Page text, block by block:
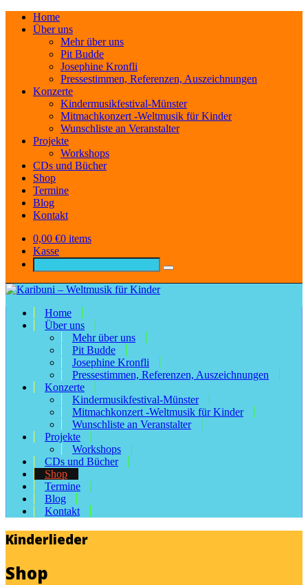
Home
Über uns
Mehr über uns
Pit Budde
Josephine Kronfli
Pressestimmen, Referenzen, Auszeichnungen
Konzerte
Kindermusikfestival-Münster
Mitmachkonzert -Weltmusik für Kinder
Wunschliste an Veranstalter
Projekte
Workshops
CDs und Bücher
Shop
Termine
Blog
Kontakt
0,00 €0 items
Kasse
Home
Über uns
Mehr über uns
Pit Budde
Josephine Kronfli
Pressestimmen, Referenzen, Auszeichnungen
Konzerte
Kindermusikfestival-Münster
Mitmachkonzert -Weltmusik für Kinder
Wunschliste an Veranstalter
Projekte
Workshops
CDs und Bücher
Shop
Termine
Blog
Kontakt
Kinderlieder
Shop